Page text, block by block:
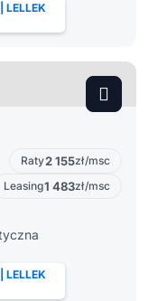
LELLEK
Raty2 155zł/msc
Leasing1 483zł/msc
LELLEK